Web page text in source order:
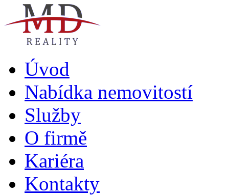
Úvod
Nabídka nemovitostí
Služby
O firmě
Kariéra
Kontakty